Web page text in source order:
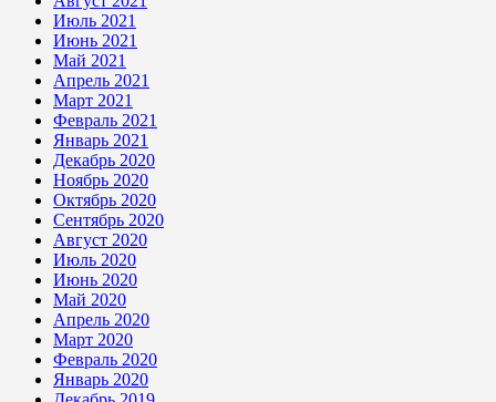
Июль 2021
Июнь 2021
Май 2021
Апрель 2021
Март 2021
Февраль 2021
Январь 2021
Декабрь 2020
Ноябрь 2020
Октябрь 2020
Сентябрь 2020
Август 2020
Июль 2020
Июнь 2020
Май 2020
Апрель 2020
Март 2020
Февраль 2020
Январь 2020